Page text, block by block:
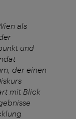
als
und
der einen
mit Blick